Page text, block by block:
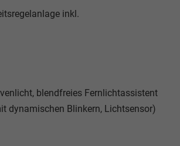
inkl.
blendfreies Fernlichtassistent
dynamischen Blinkern, Lichtsensor)